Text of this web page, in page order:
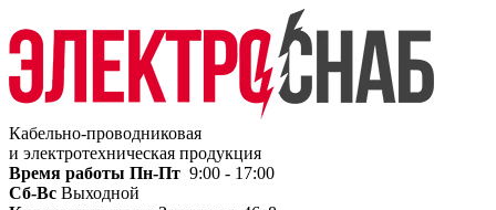
Кабельно-проводниковая
и электротехническая продукция
Время работы Пн-Пт 9:00 - 17:00
Сб-Вс Выходной